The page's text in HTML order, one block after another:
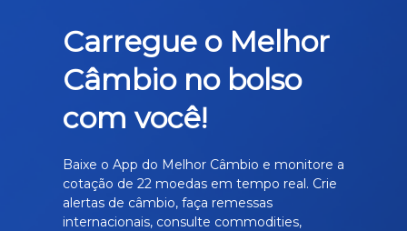
Carregue o Melhor
Câmbio no bolso
com você!
Baixe o App do Melhor Câmbio e monitore a
cotação de 22 moedas em tempo real. Crie
alertas de câmbio, faça remessas
internacionais, consulte commodities,